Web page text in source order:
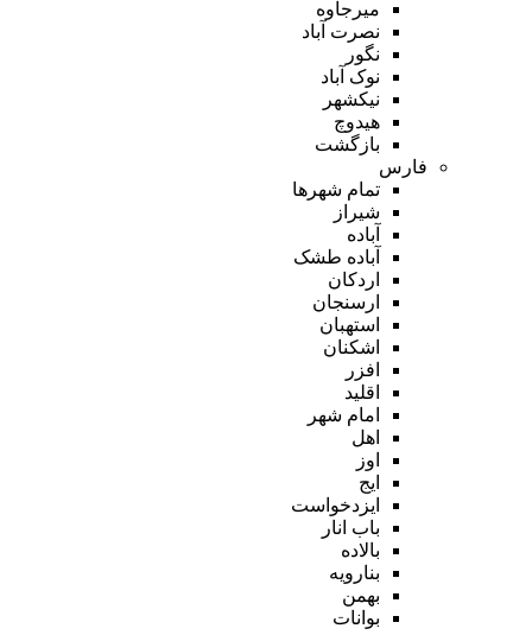
میرجاوه
نصرت آباد
نگور
نوک آباد
نیکشهر
هیدوچ
بازگشت
فارس
تمام شهر‌ها
شیراز
آباده
آباده طشک
اردکان
ارسنجان
استهبان
اشکنان
افزر
اقلید
امام شهر
اهل
اوز
ایج
ایزدخواست
باب انار
بالاده
بنارویه
بهمن
بوانات